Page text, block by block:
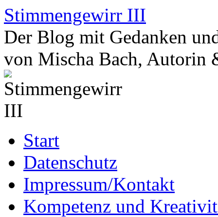
Zum
Inhalt
springen
Stimmengewirr III
Der Blog mit Gedanken
von Mischa Bach, Autorin
Start
Datenschutz
Impressum/Kontakt
Kompetenz und